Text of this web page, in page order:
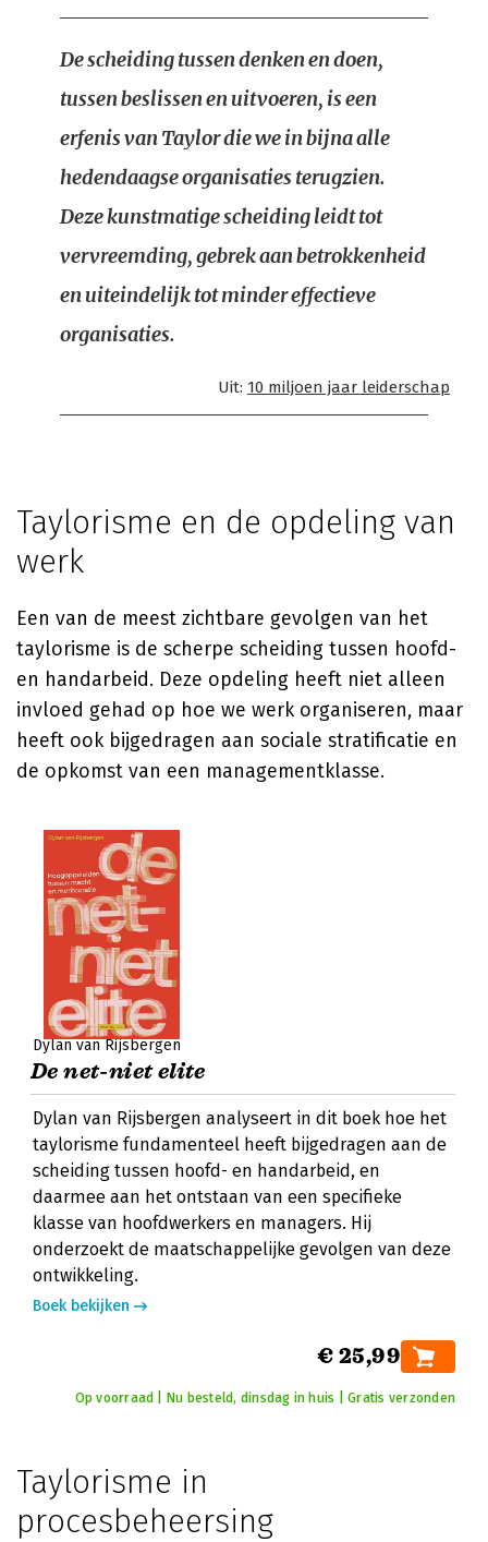
De scheiding tussen denken en doen,
tussen beslissen en uitvoeren, is een
erfenis van Taylor die we in bijna alle
hedendaagse organisaties terugzien.
Deze kunstmatige scheiding leidt tot
vervreemding, gebrek aan betrokkenheid
en uiteindelijk tot minder effectieve
organisaties.
Uit: 10 miljoen jaar leiderschap
Taylorisme en de opdeling van
werk
Een van de meest zichtbare gevolgen van het
taylorisme is de scherpe scheiding tussen hoofd-
en handarbeid. Deze opdeling heeft niet alleen
invloed gehad op hoe we werk organiseren, maar
heeft ook bijgedragen aan sociale stratificatie en
de opkomst van een managementklasse.
Dylan van Rijsbergen
De net-niet elite
Dylan van Rijsbergen analyseert in dit boek hoe het
taylorisme fundamenteel heeft bijgedragen aan de
scheiding tussen hoofd- en handarbeid, en
daarmee aan het ontstaan van een specifieke
klasse van hoofdwerkers en managers. Hij
onderzoekt de maatschappelijke gevolgen van deze
ontwikkeling.
Boek bekijken
€ 25,99
Op voorraad | Nu besteld, dinsdag in huis | Gratis verzonden
Taylorisme in
procesbeheersing